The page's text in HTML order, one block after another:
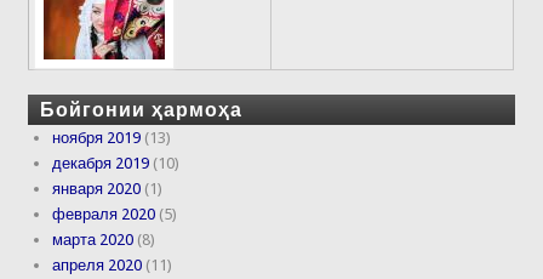
Бойгонии ҳармоҳа
ноября 2019 (13)
декабря 2019 (10)
января 2020 (1)
февраля 2020 (5)
марта 2020 (8)
апреля 2020 (11)